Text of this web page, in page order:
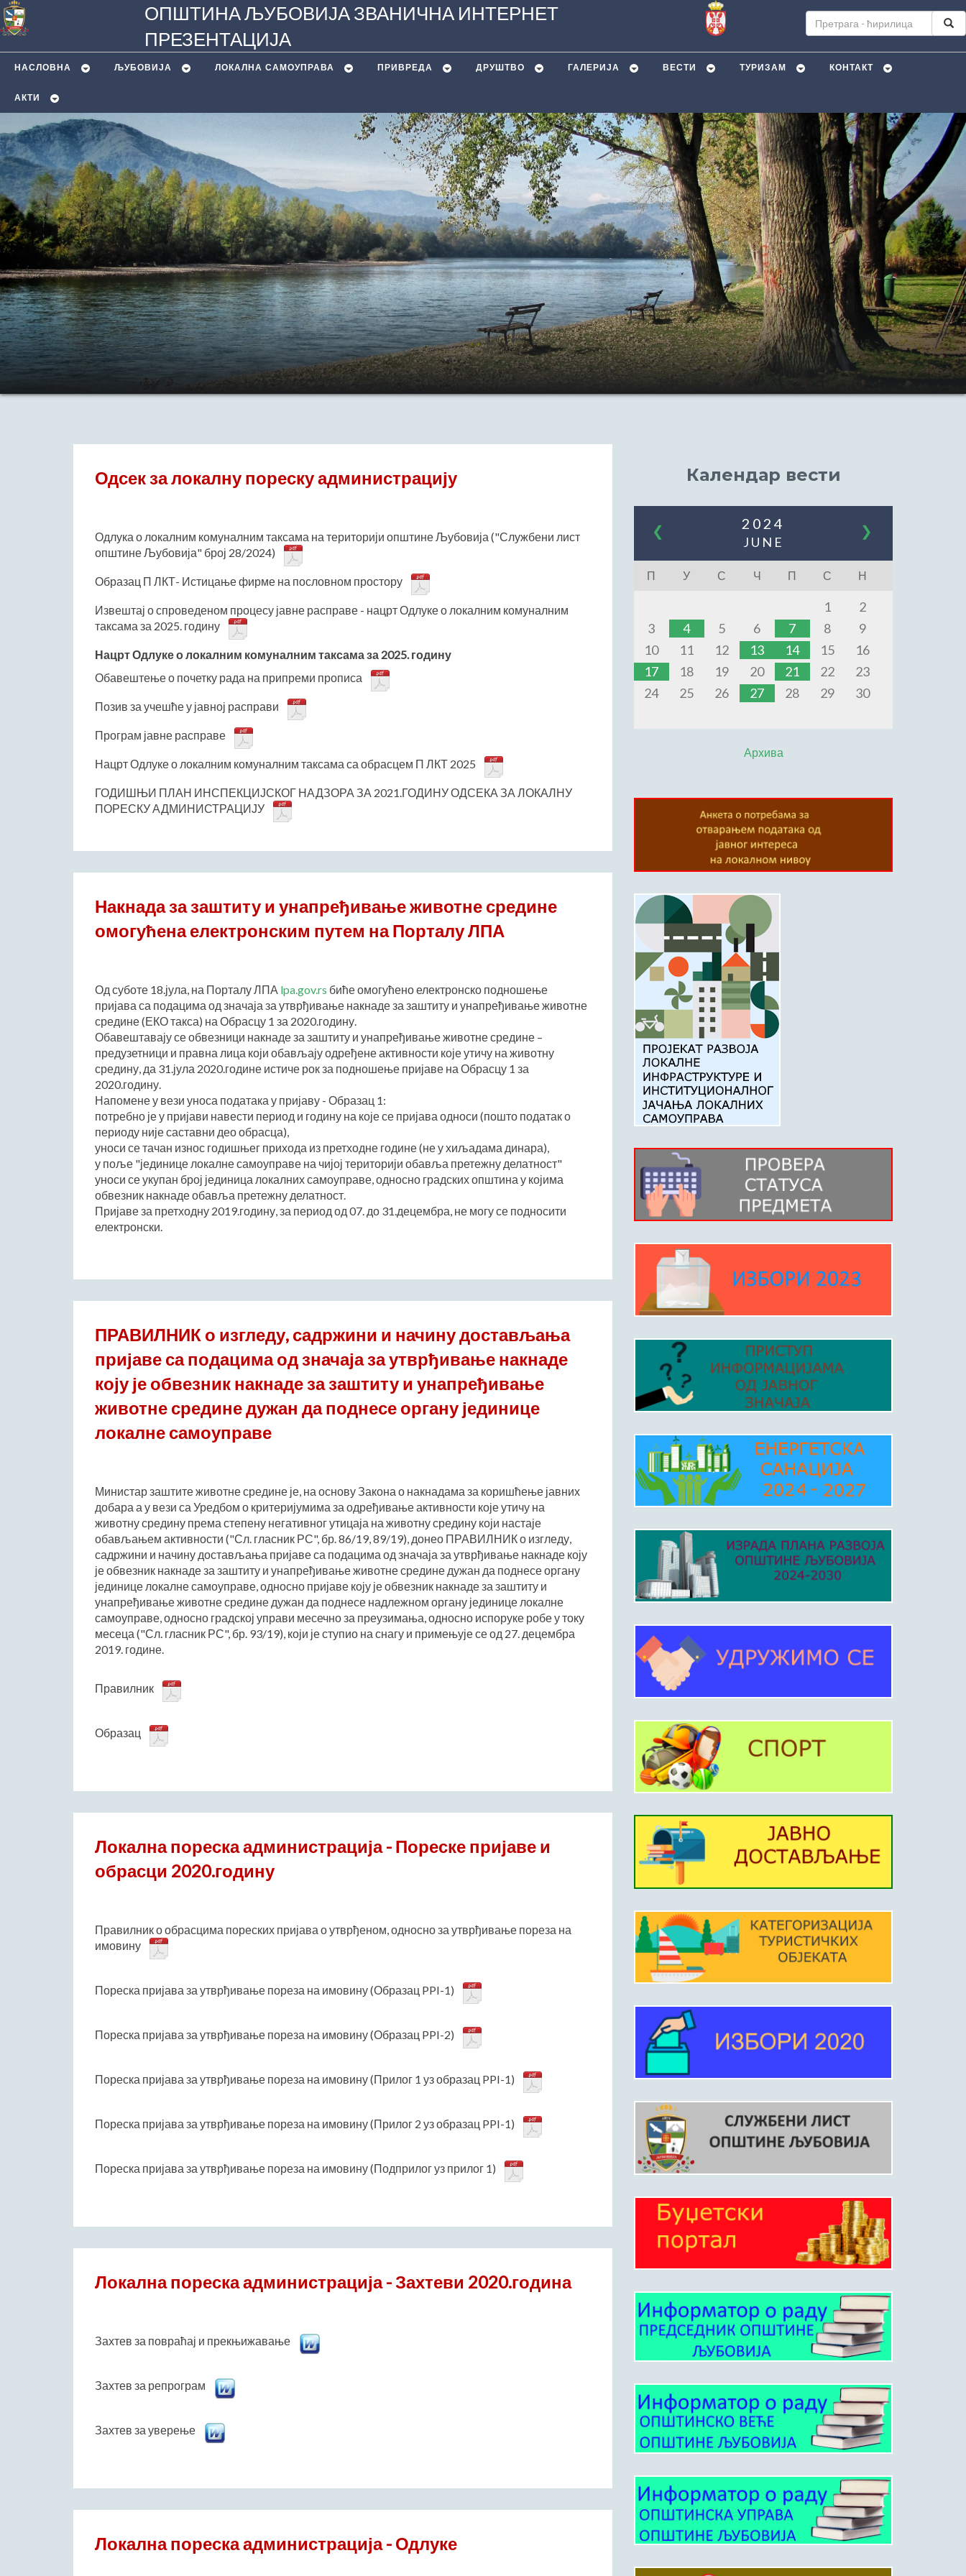
ОПШТИНА ЉУБОВИЈА ЗВАНИЧНА ИНТЕРНЕТ
ПРЕЗЕНТАЦИЈА
НАСЛОВНА ЉУБОВИЈA ЛОКАЛНА САМОУПРАВА ПРИВРЕДА ДРУШТВО ГАЛЕРИЈА ВЕСТИ ТУРИЗАМ КОНТАКТ
АКТИ
Одсек за локалну пореску администрацију
Одлука о локалним комуналним таксама на територији општине Љубовија ("Службени лист
општине Љубовија" број 28/2024)
Образац П ЛКТ- Истицање фирме на пословном простору
Извештај о спроведеном процесу јавне расправе - нацрт Одлуке о локалним комуналним
таксама за 2025. годину
Нацрт Одлуке о локалним комуналним таксама за 2025. годину
Обавештење о почетку рада на припреми прописа
Позив за учешће у јавној расправи
Програм јавне расправе
Нацрт Одлуке о локалним комуналним таксама са обрасцем П ЛКТ 2025
ГОДИШЊИ ПЛАН ИНСПЕКЦИЈСКОГ НАДЗОРА ЗА 2021.ГОДИНУ ОДСЕКА ЗА ЛОКАЛНУ
ПОРЕСКУ АДМИНИСТРАЦИЈУ
Накнада за заштиту и унапређивање животне средине
омогућена електронским путем на Порталу ЛПА
Од суботе 18.јула, на Порталу ЛПА lpa.gov.rs биће омогућено електронско подношење
пријава са подацима од значаја за утврђивање накнаде за заштиту и унапређивање животне
средине (ЕКО такса) на Обрасцу 1 за 2020.годину.
Обавештавају се обвезници накнаде за заштиту и унапређивање животне средине –
предузетници и правна лица који обављају одређене активности које утичу на животну
средину, да 31.јула 2020.године истиче рок за подношење пријаве на Обрасцу 1 за
2020.годину.
Напомене у вези уноса података у пријаву - Образац 1:
потребно је у пријави навести период и годину на које се пријава односи (пошто податак о
периоду није саставни део обрасца),
уноси се тачан износ годишњег прихода из претходне године (не у хиљадама динара),
у поље "јединице локалне самоуправе на чијој територији обавља претежну делатност"
уноси се укупан број јединица локалних самоуправе, односно градских општина у којима
обвезник накнаде обавља претежну делатност.
Пријаве за претходну 2019.годину, за период од 07. до 31.децембра, не могу се подносити
електронски.
ПРАВИЛНИК о изгледу, садржини и начину достављања
пријаве са подацима од значаја за утврђивање накнаде
коју је обвезник накнаде за заштиту и унапређивање
животне средине дужан да поднесе органу јединице
локалне самоуправе
Министар заштите животне средине је, на основу Закона о накнадама за коришћење јавних
добара а у вези са Уредбом о критеријумима за одређивање активности које утичу на
животну средину према степену негативног утицаја на животну средину који настаје
обављањем активности ("Сл. гласник РС", бр. 86/19, 89/19), донео ПРАВИЛНИК о изгледу,
садржини и начину достављања пријаве са подацима од значаја за утврђивање накнаде коју
је обвезник накнаде за заштиту и унапређивање животне средине дужан да поднесе органу
јединице локалне самоуправе, односно пријаве коју је обвезник накнаде за заштиту и
унапређивање животне средине дужан да поднесе надлежном органу јединице локалне
самоуправе, односно градској управи месечно за преузимања, односно испоруке робе у току
месеца ("Сл. гласник РС", бр. 93/19), који је ступио на снагу и примењује се од 27. децембра
2019. године.
Правилник
Образац
Локална пореска администрација - Пореске пријаве и
обрасци 2020.годину
Правилник о обрасцима пореских пријава о утврђеном, односно за утврђивање пореза на
имовину
Пореска пријава за утврђивање пореза на имовину (Образац PPI-1)
Пореска пријава за утврђивање пореза на имовину (Образац PPI-2)
Пореска пријава за утврђивање пореза на имовину (Прилог 1 уз образац PPI-1)
Пореска пријава за утврђивање пореза на имовину (Прилог 2 уз образац PPI-1)
Пореска пријава за утврђивање пореза на имовину (Подприлог уз прилог 1)
Локална пореска администрација - Захтеви 2020.година
Захтев за повраћај и прекњижавање
Захтев за репрограм
Захтев за уверење
Локална пореска администрација - Одлуке
Календар вести
❮ ❯
2024
JUNE
П У С Ч П С Н
1
2
3
4 5 6 7 8
9
10
11 12 13 14 15
16
17
18 19 20 21 22
23
24
25 26 27 28 29 30
Архива